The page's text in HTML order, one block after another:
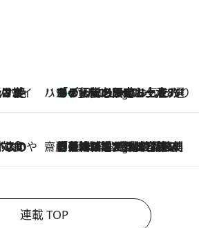
ワイ ハワイ賢者 リサのお気に入りリスト8 Hours Ago
あの伝説の限定トートも！ リニューアルした「ディーン＆デルーカ ハワイ」で必須のお土産8選
齋藤 薫 美容脳ルネサンス
8 Hours Ago
「荷物が増えるほど旅ストレスは増す」美容ジャーナリストがたどり着いた最終結論。“化粧品を劇的に減らす”感動の凝縮美容とは
連載 TOP